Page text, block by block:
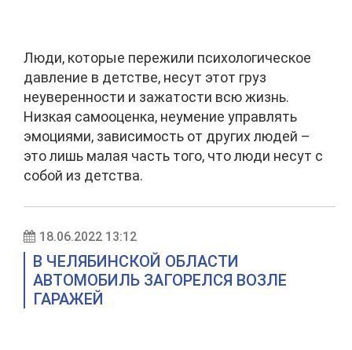
Люди, которые пережили психологическое
давление в детстве, несут этот груз
неуверенности и зажатости всю жизнь.
Низкая самооценка, неумение управлять
эмоциями, зависимость от других людей –
это лишь малая часть того, что люди несут с
собой из детства.
18.06.2022 13:12
В ЧЕЛЯБИНСКОЙ ОБЛАСТИ
АВТОМОБИЛЬ ЗАГОРЕЛСЯ ВОЗЛЕ
ГАРАЖЕЙ